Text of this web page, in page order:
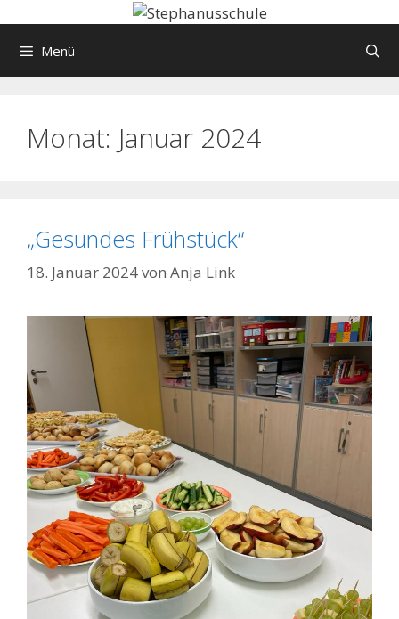
Inhalt Menü
Monat: Januar 2024
„Gesundes Frühstück“
18. Januar 2024von Anja Link